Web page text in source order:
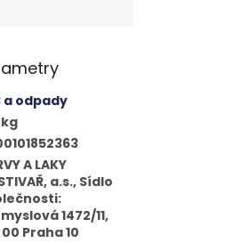
a odpady
A LAKY
a.s., Sídlo
1472/11,
00 Praha 10